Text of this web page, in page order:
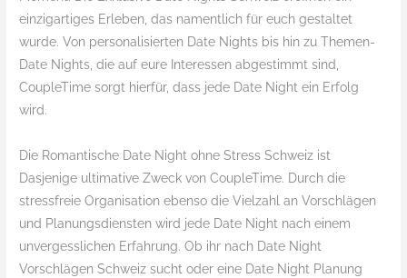
einzigartiges Erleben, das namentlich für euch gestaltet
wurde. Von personalisierten Date Nights bis hin zu Themen-
Date Nights, die auf eure Interessen abgestimmt sind,
CoupleTime sorgt hierfür, dass jede Date Night ein Erfolg
wird.
Die Romantische Date Night ohne Stress Schweiz ist
Dasjenige ultimative Zweck von CoupleTime. Durch die
stressfreie Organisation ebenso die Vielzahl an Vorschlägen
und Planungsdiensten wird jede Date Night nach einem
unvergesslichen Erfahrung. Ob ihr nach Date Night
Vorschlägen Schweiz sucht oder eine Date Night Planung